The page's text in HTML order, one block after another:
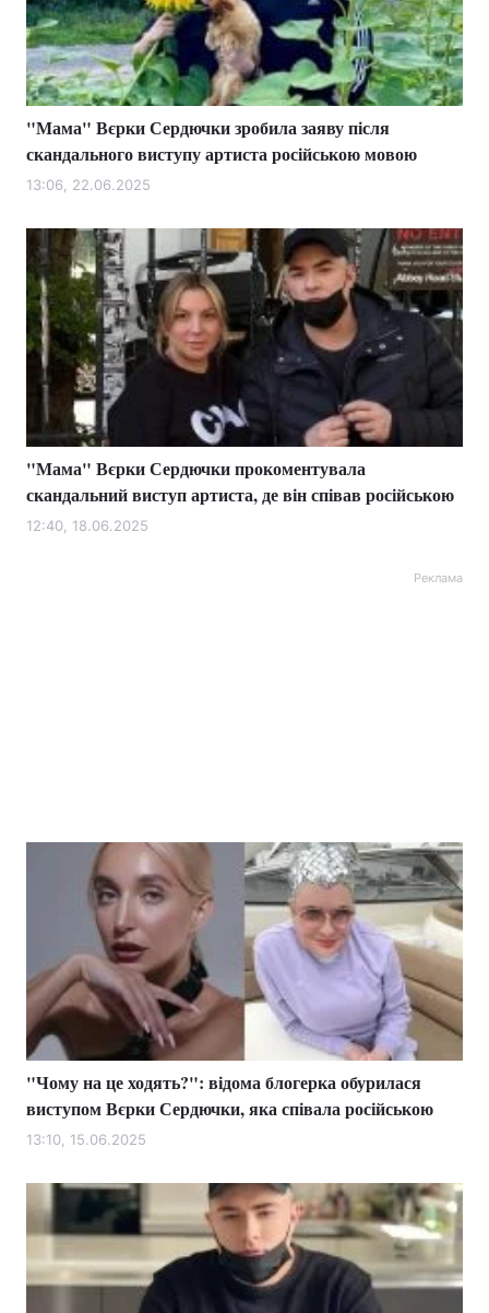
"Мама" Вєрки Сердючки зробила заяву після
скандального виступу артиста російською мовою
13:06, 22.06.2025
"Мама" Вєрки Сердючки прокоментувала
скандальний виступ артиста, де він співав російською
12:40, 18.06.2025
Реклама
"Чому на це ходять?": відома блогерка обурилася
виступом Вєрки Сердючки, яка співала російською
13:10, 15.06.2025